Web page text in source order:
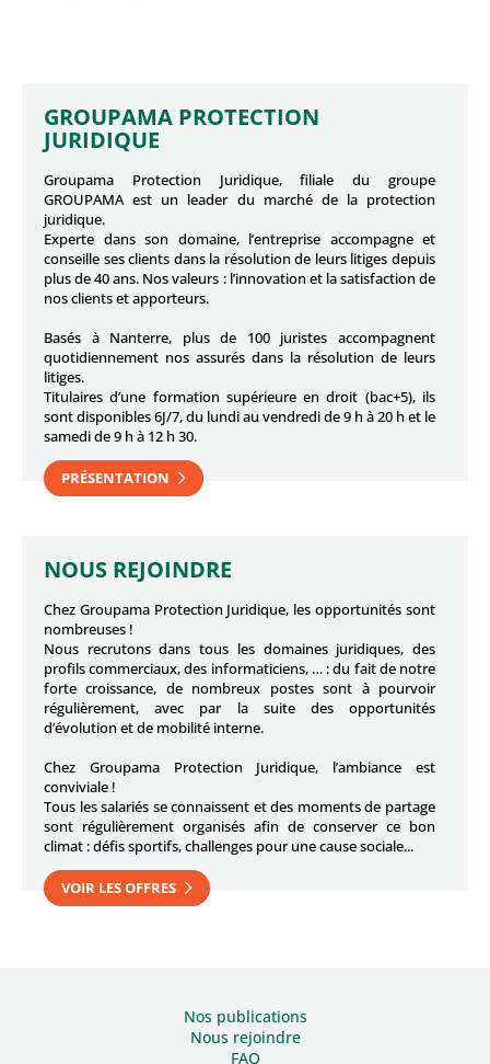
GROUPAMA PROTECTION
JURIDIQUE
Groupama Protection Juridique, filiale du groupe
GROUPAMA est un leader du marché de la protection
juridique.
Experte dans son domaine, l’entreprise accompagne et
conseille ses clients dans la résolution de leurs litiges depuis
plus de 40 ans. Nos valeurs : l’innovation et la satisfaction de
nos clients et apporteurs.
Basés à Nanterre, plus de 100 juristes accompagnent
quotidiennement nos assurés dans la résolution de leurs
litiges.
Titulaires d’une formation supérieure en droit (bac+5), ils
sont disponibles 6J/7, du lundi au vendredi de 9 h à 20 h et le
samedi de 9 h à 12 h 30.
PRÉSENTATION
NOUS REJOINDRE
Chez Groupama Protection Juridique, les opportunités sont
nombreuses !
Nous recrutons dans tous les domaines juridiques, des
profils commerciaux, des informaticiens, … : du fait de notre
forte croissance, de nombreux postes sont à pourvoir
régulièrement, avec par la suite des opportunités
d’évolution et de mobilité interne.
Chez Groupama Protection Juridique, l’ambiance est
conviviale !
Tous les salariés se connaissent et des moments de partage
sont régulièrement organisés afin de conserver ce bon
climat : défis sportifs, challenges pour une cause sociale...
VOIR LES OFFRES
Nos publications
Nous rejoindre
FAQ